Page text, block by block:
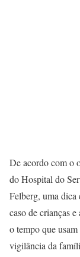
De acordo com o
do Hospital do
Felberg, uma dica
caso de crianças
o tempo que
vigilância da